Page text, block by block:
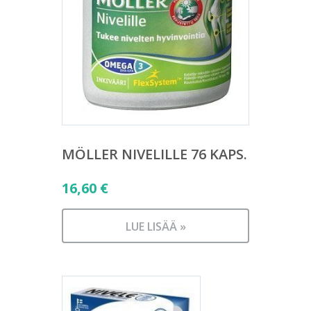
MÖLLER NIVELILLE 76 KAPS.
16,60 €
LUE LISÄÄ »